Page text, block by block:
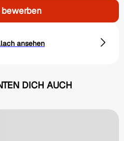
ansehen
DICH AUCH